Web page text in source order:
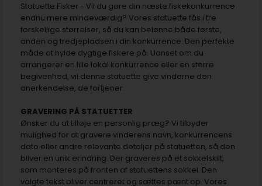
Statuette Fisker - Vil du gøre din næste fiskekonkurrence
endnu mere mindeværdig? Vores statuette fås i tre
forskellige størrelser, så du kan belønne både første,
anden og tredjepladsen i din konkurrence. Den perfekte
måde at hylde dygtige fiskere på. Uanset om du
arrangerer en lille lokal konkurrence eller en større
begivenhed, vil denne statuette give vinderne den
anerkendelse, de fortjener.
GRAVERING PÅ STATUETTER
Ønsker du at tilføje en personlig præg? Vi tilbyder
mulighed for at gravere vinderens navn, konkurrencens
dato eller andre relevante detaljer på statuetten, så den
bliver en unik erindring. Der graveres på et sokkelskilt,
som monteres på fronten af statuettens sokkel. Den
valgte tekst bliver centreret og sættes pænt op. Vores